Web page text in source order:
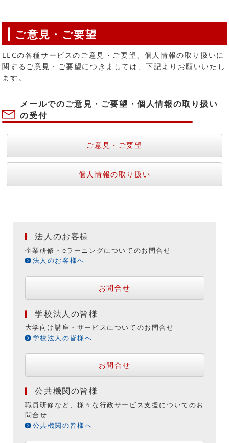
ご意見・ご要望
LECの各種サービスのご意見・ご要望、個人情報の取り扱いに
関するご意見・ご要望につきましては、下記よりお願いいたし
ます。
メールでのご意見・ご要望・個人情報の取り扱い
の受付
ご意見・ご要望
個人情報の取り扱い
法人のお客様
企業研修・eラーニングについてのお問合せ
法人のお客様へ
お問合せ
学校法人の皆様
大学向け講座・サービスについてのお問合せ
学校法人の皆様へ
お問合せ
公共機関の皆様
職員研修など、様々な行政サービス支援についてのお
問合せ
公共機関の皆様へ